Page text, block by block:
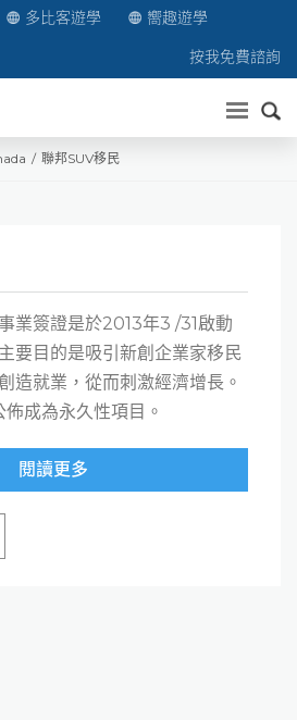
多比客遊學
嚮趣遊學
按我免費諮詢
送出
聯邦SUV移民
業簽證是於2013年3 /31啟動
要目的是吸引新創企業家移民
造就業，從而刺激經濟增長。
成為永久性項目。
閱讀更多